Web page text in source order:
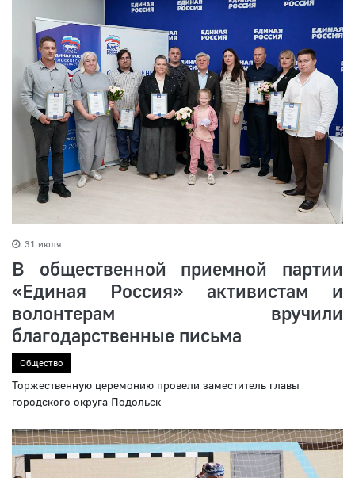
31 июля
В общественной приемной партии
«Единая Россия» активистам и
волонтерам вручили
благодарственные письма
Общество
Торжественную церемонию провели заместитель главы
городского округа Подольск